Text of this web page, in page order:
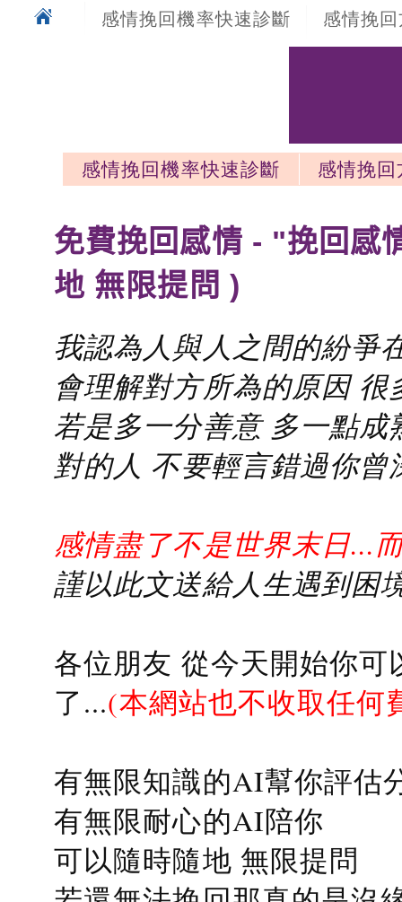
感情挽回機率快速診斷 感情挽
感情挽回機率快速診斷
感情挽
免費挽回感情 - "挽回感
地 無限提問 )
我認為人與人之間的紛爭
會理解對方所為的原因
若是多一分善意 多一點
對的人 不要輕言錯過你曾
感情盡了不是世界末日...
謹以此文送給人生遇到困
各位朋友 從今天開始你
了...(本網站也不收取任何
有無限知識的AI幫你評估
有無限耐心的AI陪你
可以隨時隨地 無限提問